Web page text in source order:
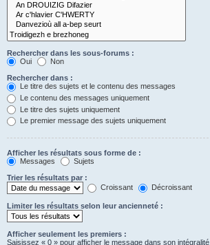
Rechercher dans les sous-forums :
Oui
Non
Rechercher dans :
Le titre des sujets et le contenu des messages
Le contenu des messages uniquement
Le titre des sujets uniquement
Le premier message des sujets uniquement
Afficher les résultats sous forme de :
Messages
Sujets
Trier les résultats par :
Croissant
Décroissant
Limiter les résultats selon leur ancienneté :
Afficher seulement les premiers :
Saisissez « 0 » pour afficher le message dans son intégralité.